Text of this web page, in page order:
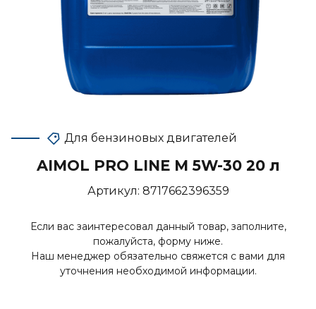
Для бензиновых двигателей
AIMOL PRO LINE M 5W-30 20 л
Артикул: 8717662396359
Если вас заинтересовал данный товар, заполните,
пожалуйста, форму ниже.
Наш менеджер обязательно свяжется с вами для
уточнения необходимой информации.